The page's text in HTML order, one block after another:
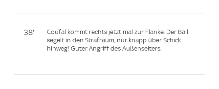
38'
Coufal kommt rechts jetzt mal zur Flanke. Der Ball
segelt in den Strafraum, nur knapp über Schick
hinweg! Guter Angriff des Außenseiters.